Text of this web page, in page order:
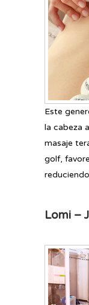
Este
la cabeza
masaje
golf,
Lomi –